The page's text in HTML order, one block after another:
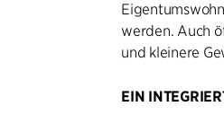
werden. Auch
und kleinere
EIN
Für die